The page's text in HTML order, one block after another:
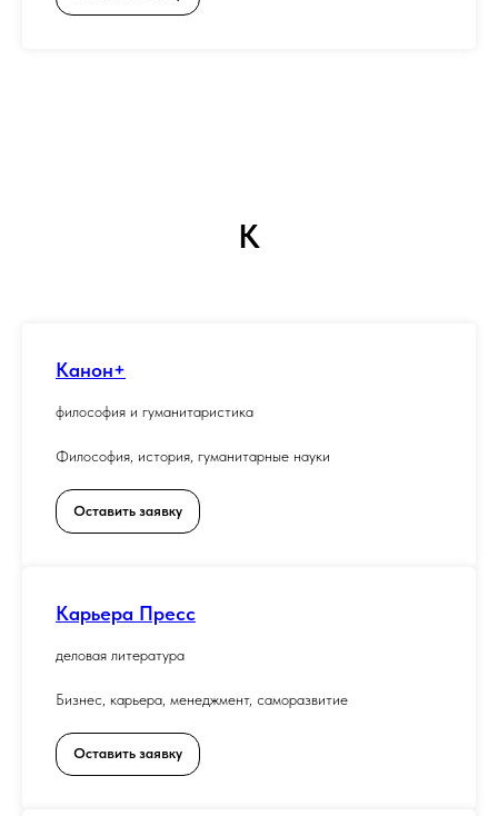
К
Канон+
философия и гуманитаристика
Философия, история, гуманитарные науки
Оставить заявку
Карьера Пресс
деловая литература
Бизнес, карьера, менеджмент, саморазвитие
Оставить заявку